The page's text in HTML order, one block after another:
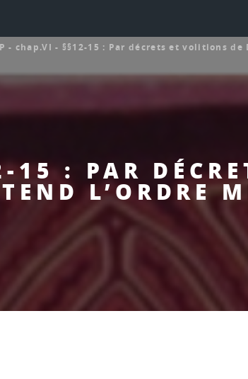
: PAR
L’ORDRE
- chap.VI - §§12-15 : Par décrets et volitions